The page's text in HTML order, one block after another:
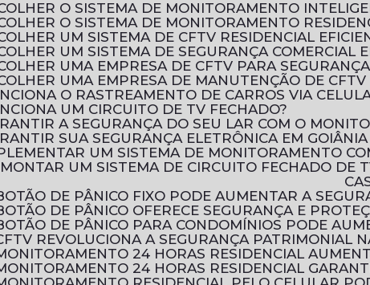
O SISTEMA DE MONITORAMENTO
O SISTEMA DE MONITORAMENTO
UM SISTEMA DE CFTV RESIDENCIAL
UM SISTEMA DE SEGURANÇA COMERCIAL
UMA EMPRESA DE CFTV PARA
UMA EMPRESA DE MANUTENÇÃO DE
O RASTREAMENTO DE CARROS VIA
UM CIRCUITO DE TV FECHADO?
A SEGURANÇA DO SEU LAR COM O
SUA SEGURANÇA ELETRÔNICA EM
UM SISTEMA DE MONITORAMENTO
DE PÂNICO FIXO PODE AUMENTAR A
DE PÂNICO OFERECE SEGURANÇA E
DE PÂNICO PARA CONDOMÍNIOS PODE
REVOLUCIONA A SEGURANÇA PATRIMONIAL
24 HORAS RESIDENCIAL
24 HORAS RESIDENCIAL